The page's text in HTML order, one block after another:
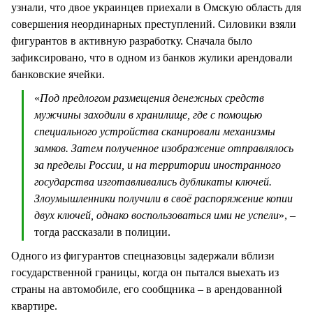
узнали, что двое украинцев приехали в Омскую область для
совершения неординарных преступлений. Силовики взяли
фигурантов в активную разработку. Сначала было
зафиксировано, что в одном из банков жулики арендовали
банковские ячейки.
«Под предлогом размещения денежных средств
мужчины заходили в хранилище, где с помощью
специального устройства сканировали механизмы
замков. Затем полученное изображение отправлялось
за пределы России, и на территории иностранного
государства изготавливались дубликаты ключей.
Злоумышленники получили в своё распоряжение копии
двух ключей, однако воспользоваться ими не успели», –
тогда рассказали в полиции.
Одного из фигурантов спецназовцы задержали вблизи
государственной границы, когда он пытался выехать из
страны на автомобиле, его сообщника – в арендованной
квартире.